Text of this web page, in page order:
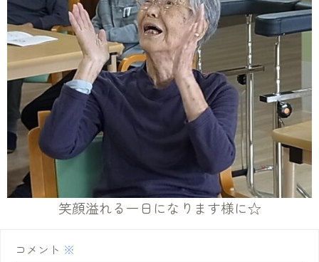
笑顔溢れる一日になります様に☆
コメント ※